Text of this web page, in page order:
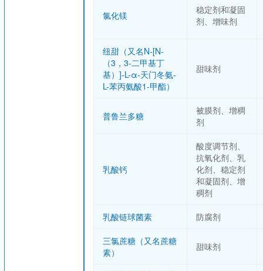
氯化镁
稳定剂和凝固
剂、增味剂
纽甜（又名N-[N-
（3，3-二甲基丁
基）]-L-α-天门冬氨-
L-苯丙氨酸1-甲酯）
甜味剂
普鲁兰多糖
被膜剂、增稠
剂
乳酸钙
酸度调节剂、
抗氧化剂、乳
化剂、稳定剂
和凝固剂、增
稠剂
乳酸链球菌素 防腐剂
三氯蔗糖（又名蔗糖
素）
甜味剂